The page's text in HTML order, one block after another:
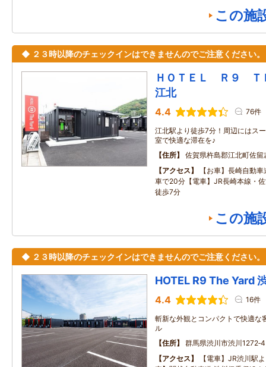
この施
◆ ２３時以降のチェックインはできませんのでご注意ください。
ＨＯＴＥＬ Ｒ９
江北
4.4 76件
江北駅より徒歩7分！周辺にはス
室で快適な滞在を♪
住所
佐賀県杵島郡江北町佐
アクセス
【お車】長崎自動
車で20分【電車】JR長崎本線・
徒歩7分
この施
◆ ２３時以降のチェックインはできませんのでご注意ください。
HOTEL R9 The Yard
4.4 16件
斬新な外観とコンパクトで快適な
ル
住所
群馬県渋川市渋川1272‐4
アクセス
【電車】JR渋川駅